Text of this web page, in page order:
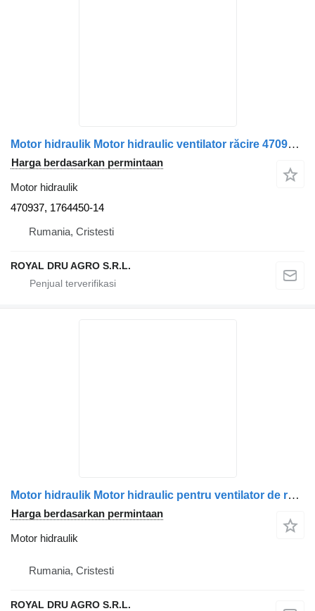
Motor hidraulik Motor hidraulic ventilator răcire 470937 untuk truk Scania 470937/1764450
Harga berdasarkan permintaan
Motor hidraulik
470937, 1764450-14
Rumania, Cristesti
ROYAL DRU AGRO S.R.L.
Motor hidraulik Motor hidraulic pentru ventilator de răcire untuk truk Scania – Coduri: 2196418, 2032381, 1853889
Harga berdasarkan permintaan
Motor hidraulik
Rumania, Cristesti
ROYAL DRU AGRO S.R.L.